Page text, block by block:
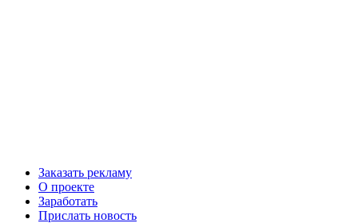
Заказать рекламу
О проекте
Заработать
Прислать новость